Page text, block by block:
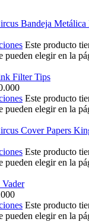
Bandeja Metálica
Este producto
pueden elegir en la
Filter Tips
Este producto
pueden elegir en la
Cover Papers
Este producto
pueden elegir en la
Este producto
pueden elegir en la